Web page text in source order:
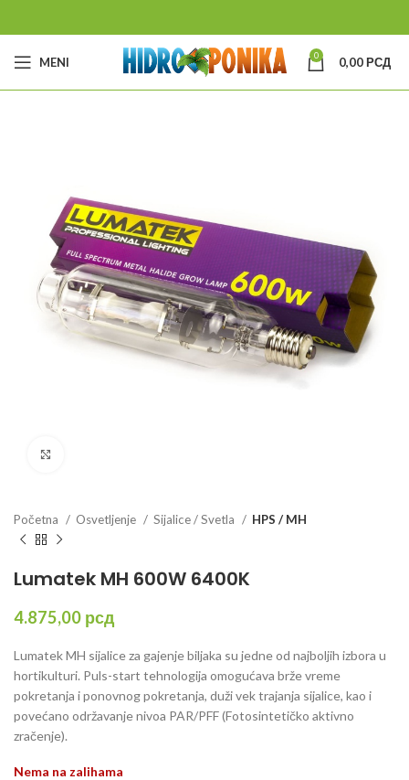
MENI 0 0,00РСД
Početna Osvetljenje Sijalice / Svetla HPS / MH
Lumatek MH 600W 6400K
4.875,00 рсд
Lumatek MH sijalice za gajenje biljaka su jedne od najboljih izbora u
hortikulturi. Puls-start tehnologija omogućava brže vreme
pokretanja i ponovnog pokretanja, duži vek trajanja sijalice, kao i
povećano održavanje nivoa PAR/PFF (Fotosintetičko aktivno
zračenje).
Nema na zalihama